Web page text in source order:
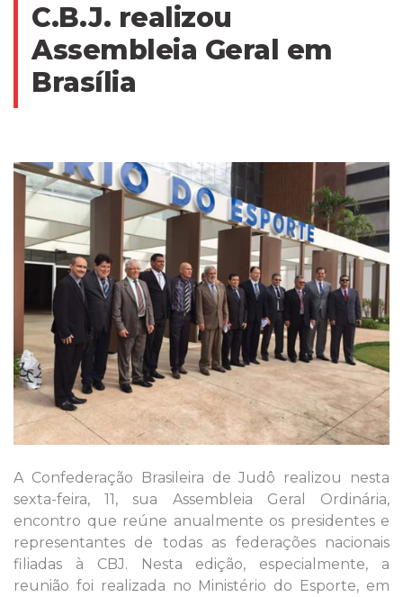
C.B.J. realizou
Assembleia Geral em
Brasília
A Confederação Brasileira de Judô realizou nesta
sexta-feira, 11, sua Assembleia Geral Ordinária,
encontro que reúne anualmente os presidentes e
representantes de todas as federações nacionais
filiadas à CBJ. Nesta edição, especialmente, a
reunião foi realizada no Ministério do Esporte, em